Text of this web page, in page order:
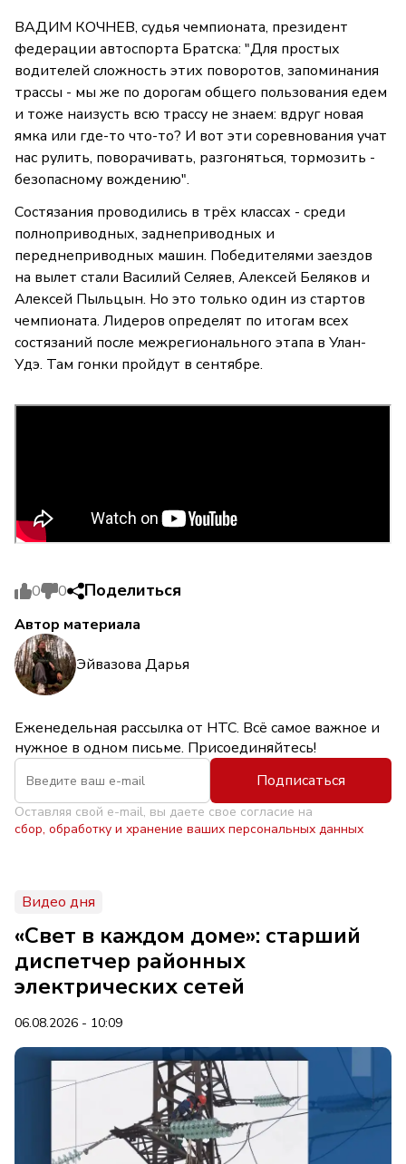
ВАДИМ КОЧНЕВ, судья чемпионата, президент
федерации автоспорта Братска: "Для простых
водителей сложность этих поворотов, запоминания
трассы - мы же по дорогам общего пользования едем
и тоже наизусть всю трассу не знаем: вдруг новая
ямка или где-то что-то? И вот эти соревнования учат
нас рулить, поворачивать, разгоняться, тормозить -
безопасному вождению".
Состязания проводились в трёх классах - среди
полноприводных, заднеприводных и
переднеприводных машин. Победителями заездов
на вылет стали Василий Селяев, Алексей Беляков и
Алексей Пыльцын. Но это только один из стартов
чемпионата. Лидеров определят по итогам всех
состязаний после межрегионального этапа в Улан-
Удэ. Там гонки пройдут в сентябре.
0 0 Поделиться
Автор материала
Эйвазова Дарья
Еженедельная рассылка от НТС. Всё самое важное и
нужное в одном письме. Присоединяйтесь!
Подписаться
Оставляя свой e-mail, вы даете свое согласие на
сбор, обработку и хранение ваших персональных данных
Видео дня
«Свет в каждом доме»: старший
диспетчер районных
электрических сетей
06.08.2026 - 10:09